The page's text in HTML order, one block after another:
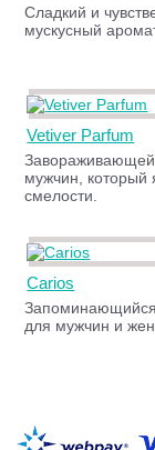
Сладкий и
мускусный
Vetiver Parfum
мужчин, который
смелости.
Carios
для мужчин и